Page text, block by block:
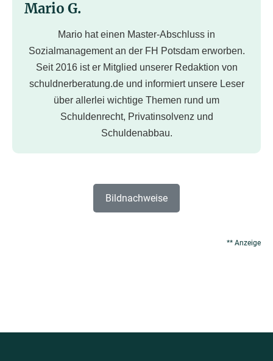
Mario G.
Mario hat einen Master-Abschluss in
Sozialmanagement an der FH Potsdam erworben.
Seit 2016 ist er Mitglied unserer Redaktion von
schuldnerberatung.de und informiert unsere Leser
über allerlei wichtige Themen rund um
Schuldenrecht, Privatinsolvenz und
Schuldenabbau.
Bildnachweise
** Anzeige